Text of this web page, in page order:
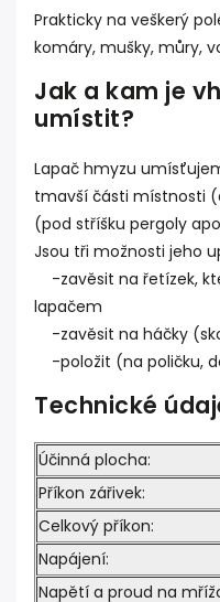
Prakticky na veškerý
komáry, mušky, můry,
Jak a kam je
umístit?
Lapač hmyzu
tmavší části místnosti
(pod stříšku pergoly
Jsou tři možnosti jeho
-zavěsit na řetízek,
lapačem
-zavěsit na háčky
-položit (na poličku,
Technické
Účinná plocha:
Příkon zářivek:
Celkový příkon:
Napájení:
Napětí a proud na